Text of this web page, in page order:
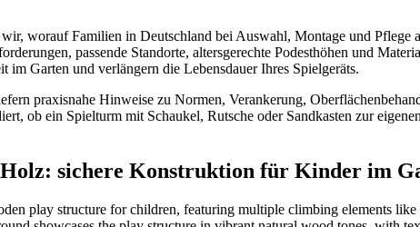
worauf Familien in Deutschland bei Auswahl, Montage und Pflege
passende Standorte, altersgerechte Podesthöhen und
im Garten und verlängern die Lebensdauer Ihres Spielgeräts.
praxisnahe Hinweise zu Normen, Verankerung,
ob ein Spielturm mit Schaukel, Rutsche oder Sandkasten zur
Holz: sichere Konstruktion für Kinder im